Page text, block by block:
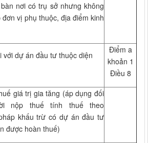
nơi có trụ sở nhưng không
đơn vị phụ thuộc, địa điểm kinh
với dự án đầu tư thuộc diện
Điểm a
khoản 1
Điều 8
giá trị gia tăng (áp dụng đối
nộp thuế tính thuế theo
khấu trừ có dự án đầu tư
được hoàn thuế)